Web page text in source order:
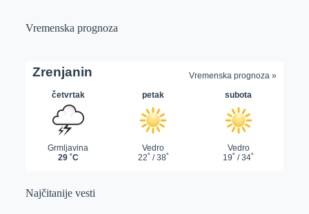
Vremenska prognoza
Najčitanije vesti